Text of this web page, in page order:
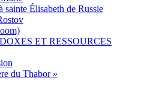
sainte Élisabeth de Russie
ET RESSOURCES
du Thabor »